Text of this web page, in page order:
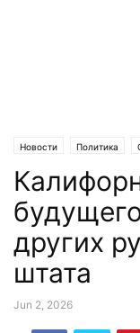
Новости Политика
других
штата
Jun 2, 2026